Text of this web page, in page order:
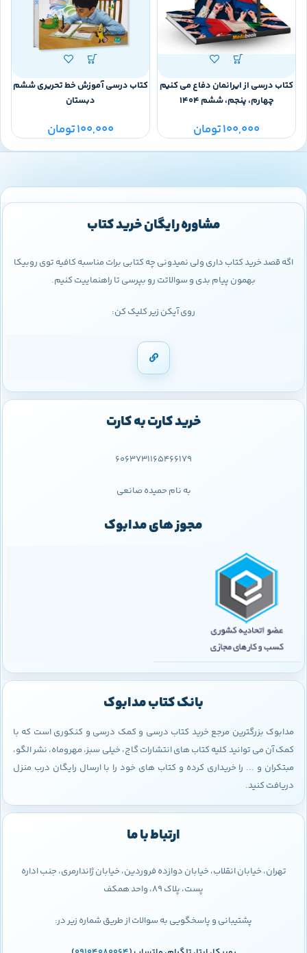
کتاب درسی از ایرانمان دفاع می کنیم
چهارم، پنجم، ششم 1404
100,000تومان
کتاب درسی آموزش خط تحریری ششم
دبستان
100,000تومان
مشاوره رایگان خرید کتاب
اگه قصد خرید کتاب داری ولی نمیدونی چه کتابی برات مناسبه کافیه توی روبیکا
بهمون پیام بدی و سوالاتت رو بپرسی تا راهنماییت کنیم.
روی آیکن زیر کلیک کن:
خرید کارت به کارت
6063731165466179
به نام حمیده صانعی
مجوز های مدابوک
بانک کتاب مدابوک
مدابوک بزرگترین مرجع خرید کتاب درسی و کمک درسی و کنکوری است که با
کمک آن می توانید کلیه کتاب های انتشارات گاج، خیلی سبز، مهروماه، نشر الگو،
مبتکران و ... را خریداری کرده و کتاب های خود را با ارسال رایگان درب منزل
دریافت کنید.
ارتباط با ما
تهران، خیابان انقلاب، خیابان دوازده فروردین، خیابان ژاندارمری، جنب اداره
پست، پلاک 89، واحد همکف
پشتیبانی و پاسخگویی به سوالات از طریق شماره زیر در: